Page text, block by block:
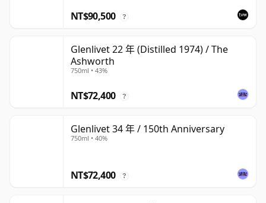
NT$90,500 ?
Glenlivet 22 年 (Distilled 1974) / The
Ashworth
750ml • 43%
NT$72,400 ?
Glenlivet 34 年 / 150th Anniversary
750ml • 40%
NT$72,400 ?